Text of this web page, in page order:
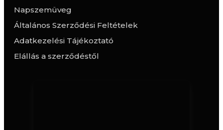
Napszemüveg
Általános Szerződési Feltételek
Adatkezelési Tájékoztató
Elállás a szerződéstől